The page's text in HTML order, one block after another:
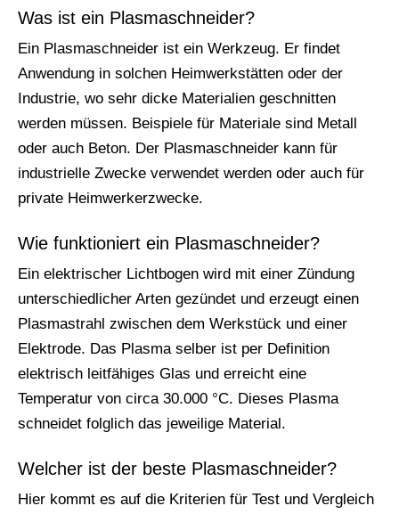
Was ist ein Plasmaschneider?
Ein Plasmaschneider ist ein Werkzeug. Er findet
Anwendung in solchen Heimwerkstätten oder der
Industrie, wo sehr dicke Materialien geschnitten
werden müssen. Beispiele für Materiale sind Metall
oder auch Beton. Der Plasmaschneider kann für
industrielle Zwecke verwendet werden oder auch für
private Heimwerkerzwecke.
Wie funktioniert ein Plasmaschneider?
Ein elektrischer Lichtbogen wird mit einer Zündung
unterschiedlicher Arten gezündet und erzeugt einen
Plasmastrahl zwischen dem Werkstück und einer
Elektrode. Das Plasma selber ist per Definition
elektrisch leitfähiges Glas und erreicht eine
Temperatur von circa 30.000 °C. Dieses Plasma
schneidet folglich das jeweilige Material.
Welcher ist der beste Plasmaschneider?
Hier kommt es auf die Kriterien für Test und Vergleich